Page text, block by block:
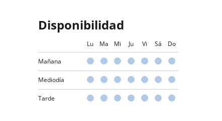
Disponibilidad
Lu Ma Mi Ju Vi Sá Do
Mañana
Mediodía
Tarde